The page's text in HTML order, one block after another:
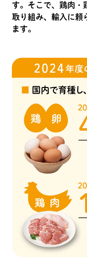
す。そこで、鶏肉・
取り組み、輸入に頼
ます。